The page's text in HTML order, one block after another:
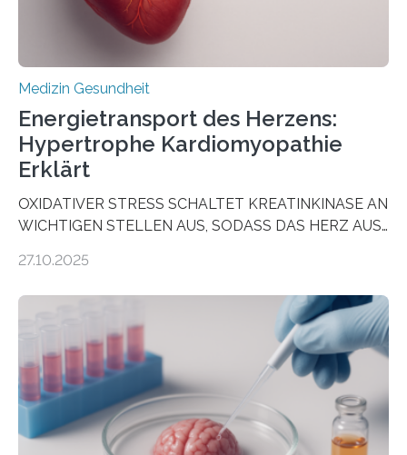
Medizin Gesundheit
Energietransport des Herzens:
Hypertrophe Kardiomyopathie
Erklärt
OXIDATIVER STRESS SCHALTET KREATINKINASE AN
WICHTIGEN STELLEN AUS, SODASS DAS HERZ AUS
aus dem Deutschen Zentrum für Herzinsuffizienz
im Journal Circulation, warum der Energietransport bei
der Hypertrophen Kardiomyopathie (HCM) versagen
kann und wie sich durch eine Verringerung der
Herzbelastung und des oxidativen Stresses
Rhythmusstörungen reduzieren lassen. Würzburg. Die
hypertrophe Kardiomyopathie (HCM) ist die häufigste
erblich bedingte Herzerkrankung. Sie führt dazu, dass
27.10.2025